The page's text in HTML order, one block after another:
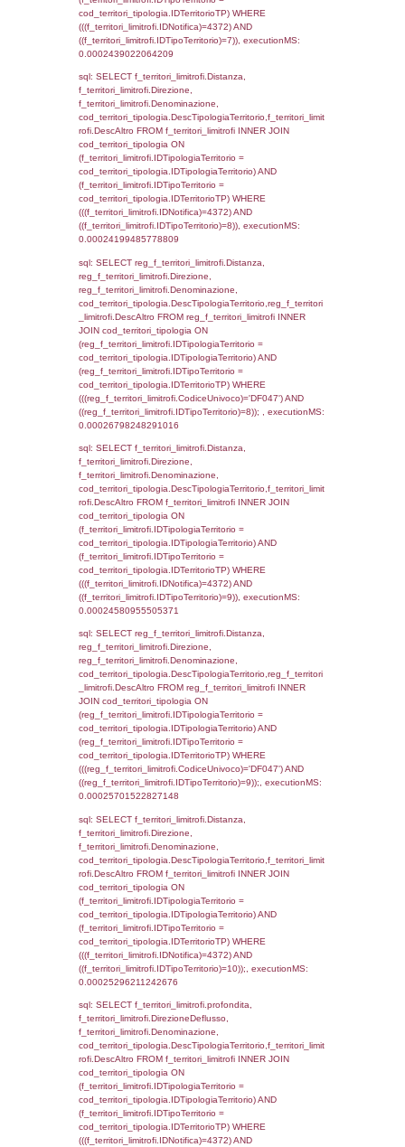
executionMS: 0.00020790100097656
sql: SELECT f_territori_limitrofi.Distanza,
f_territori_limitrofi.Denominazione,
f_territori_limitrofi.DescAltro,
f_territori_limitrofi INNER JOIN
(f_territori_limitrofi.IDTipologiaTerritorio =
cod_territori_tipologia.IDTipologiaTerritorio)
(f_territori_limitrofi.IDTipoTerritorio =
cod_territori_tipologia.IDTerritorioTP)
((f_territori_limitrofi.IDTipoTerritorio)=2)),
0.00023508071899414
sql: SELECT f_territori_limitrofi.Distanza,
f_territori_limitrofi.Direzione,
f_territori_limitrofi.Denominazione,
f_territori_limitrofi.DescAltro FROM
(f_territori_limitrofi.IDTipologiaTerritorio =
cod_territori_tipologia.IDTipologiaTerritorio)
(f_territori_limitrofi.IDTipoTerritorio =
cod_territori_tipologia.IDTerritorioTP)
(((f_territori_limitrofi.IDNotifica)=4372) AND
((f_territori_limitrofi.IDTipoTerritorio)=3)),
0.00024604797363281
sql: SELECT f_territori_limitrofi.Distanza,
f_territori_limitrofi.Direzione,
f_territori_limitrofi.Denominazione,
rofi.DescAltro FROM f_territori_limitrofi
cod_territori_tipologia ON
(f_territori_limitrofi.IDTipologiaTerritorio =
cod_territori_tipologia.IDTipologiaTerritorio)
(f_territori_limitrofi.IDTipoTerritorio =
cod_territori_tipologia.IDTerritorioTP)
(((f_territori_limitrofi.IDNotifica)=4372) AND
((f_territori_limitrofi.IDTipoTerritorio)=4)),
0.00024008750915527
sql: SELECT f_territori_limitrofi.Distanza,
f_territori_limitrofi.Direzione,
f_territori_limitrofi.Denominazione,
f_territori_limitrofi.DescAltro FROM
JOIN cod_territori_tipologia ON
(f_territori_limitrofi.IDTipologiaTerritorio =
cod_territori_tipologia.IDTipologiaTerritorio)
(f_territori_limitrofi.IDTipoTerritorio =
cod_territori_tipologia.IDTerritorioTP)
(((f_territori_limitrofi.IDNotifica)=4372) AND
((f_territori_limitrofi.IDTipoTerritorio)=5)),